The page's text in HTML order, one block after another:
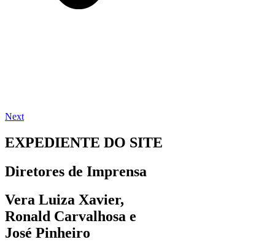
Next
EXPEDIENTE DO SITE
Diretores de Imprensa
Vera Luiza Xavier,
Ronald Carvalhosa e
José Pinheiro